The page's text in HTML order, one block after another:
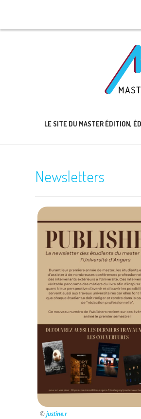
LE SITE DU MASTER ÉDITION,
Newsletters
©justine.r